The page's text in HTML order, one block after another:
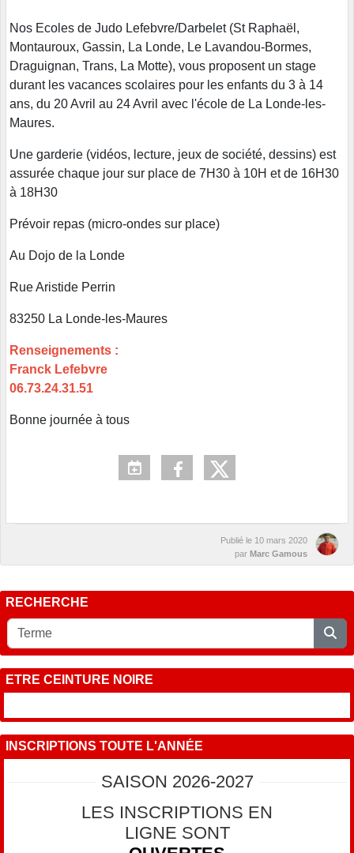
Nos Ecoles de Judo Lefebvre/Darbelet (St Raphaël,
Montauroux, Gassin, La Londe, Le Lavandou-Bormes,
Draguignan, Trans, La Motte), vous proposent un stage
durant les vacances scolaires pour les enfants du 3 à 14
ans, du 20 Avril au 24 Avril avec l'école de La Londe-les-
Maures.
Une garderie (vidéos, lecture, jeux de société, dessins) est
assurée chaque jour sur place de 7H30 à 10H et de 16H30
à 18H30
Prévoir repas (micro-ondes sur place)
Au Dojo de la Londe
Rue Aristide Perrin
83250 La Londe-les-Maures
Renseignements :
Franck Lefebvre
06.73.24.31.51
Bonne journée à tous
Publié le 10 mars 2020
par Marc Gamous
RECHERCHE
ETRE CEINTURE NOIRE
INSCRIPTIONS TOUTE L'ANNÉE
SAISON 2026-2027
LES INSCRIPTIONS EN
LIGNE SONT